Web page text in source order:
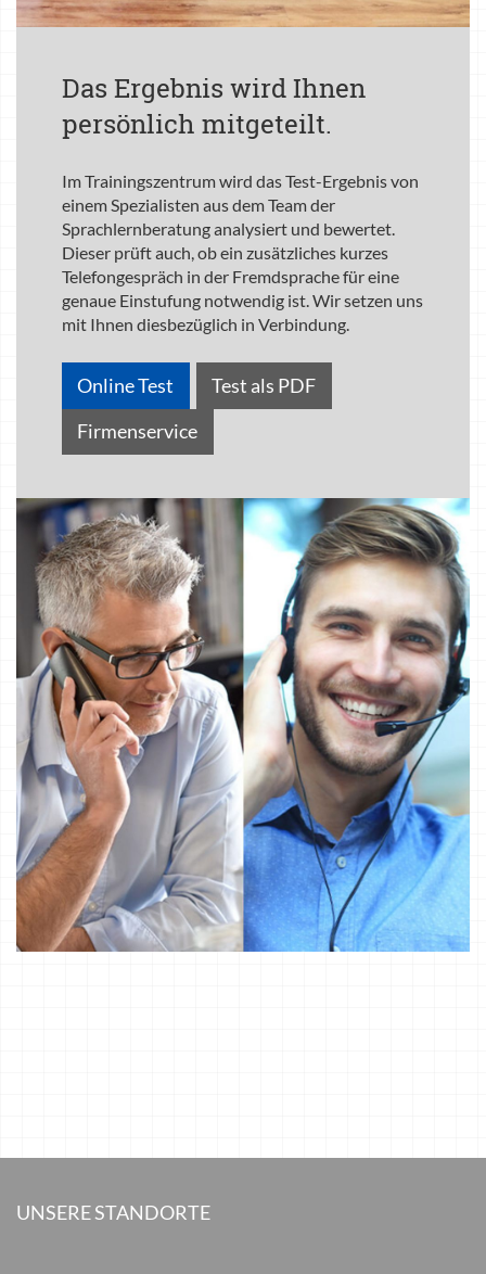
Das Ergebnis wird Ihnen
persönlich mitgeteilt.
Im Trainingszentrum wird das Test-Ergebnis von
einem Spezialisten aus dem Team der
Sprachlernberatung analysiert und bewertet.
Dieser prüft auch, ob ein zusätzliches kurzes
Telefongespräch in der Fremdsprache für eine
genaue Einstufung notwendig ist. Wir setzen uns
mit Ihnen diesbezüglich in Verbindung.
Online Test
Test als PDF
Firmenservice
UNSERE STANDORTE